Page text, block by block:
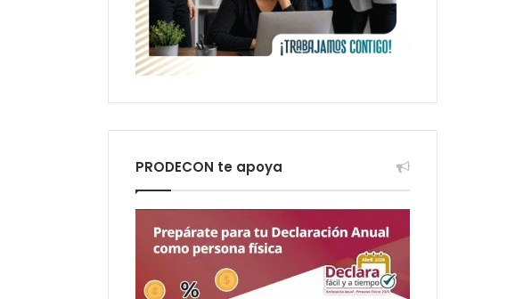
PRODECON te apoya